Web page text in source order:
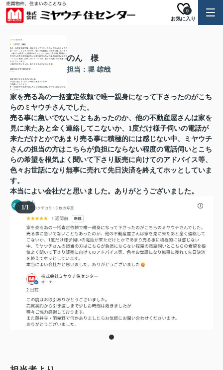
お気に入り
0
のん 様
担当：堀 雄哉
家を売る為の一括査定依頼で唯一親身になって下さったのがこち
らのミヤウチさんでした。
売る事に急いでないこともあったのか、他の不動産屋さんは家を
見に来たあと全く連絡してこないか、1度だけ様子伺いの電話が
来ただけとかであまり売る事に積極的には感じない中、ミヤウチ
さんの担当の方はこちらが負担にならない程度の電話伺いとこち
らの希望を根気よく聞いて下さり販売に向けてのアドバイス等、
色々お世話になり無事に売れて先日決済を終えてホッとしていま
す。
本当によい会社だと思いました。ありがとうございました。
1/1